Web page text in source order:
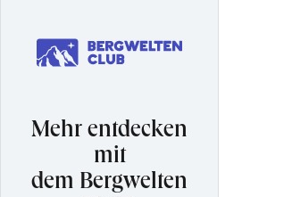
Mehr entdecken
mit
dem Bergwelten